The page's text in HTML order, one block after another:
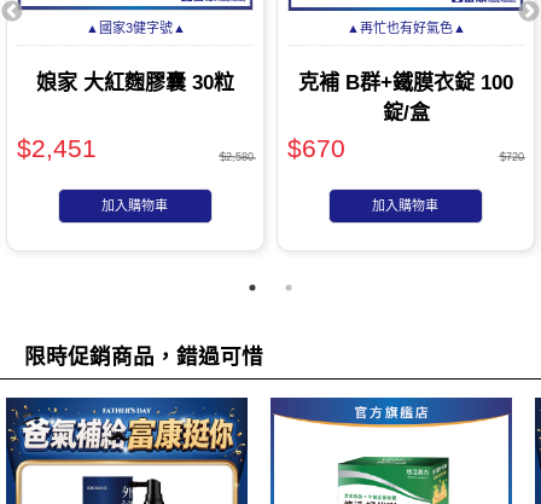
▲國家3健字號▲
娘家 大紅麴膠囊 30粒
$2,451 $2,580
加入購物車
▲再忙也有好氣色▲
克補 B群+鐵膜衣錠 100
錠/盒
$670 $720
加入購物車
限時促銷商品，錯過可惜